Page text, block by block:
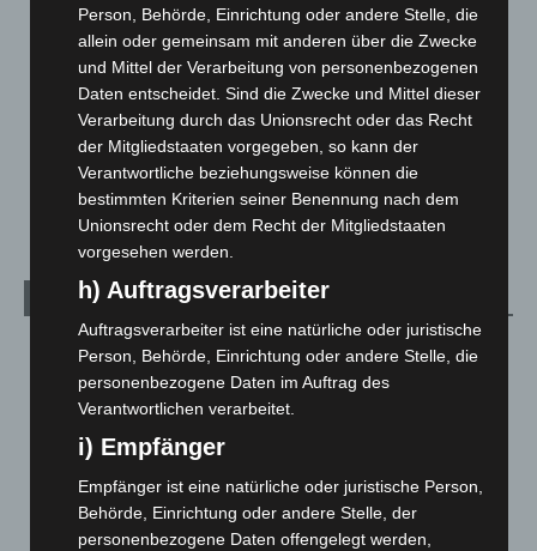
Langenhagen und Ortsteile
3.252
Menschen
Über uns
Veranstaltungen
Archiv
August 2026 (14)
Juli 2026(73)
Juni 2026(139)
Mai 2026(99)
April 2026(99)
(115)
Person, Behörde, Einrichtung oder andere Stelle, die
allein oder gemeinsam mit anderen über die Zwecke
und Mittel der Verarbeitung von personenbezogenen
Daten entscheidet. Sind die Zwecke und Mittel dieser
Verarbeitung durch das Unionsrecht oder das Recht
der Mitgliedstaaten vorgegeben, so kann der
Verantwortliche beziehungsweise können die
bestimmten Kriterien seiner Benennung nach dem
Unionsrecht oder dem Recht der Mitgliedstaaten
vorgesehen werden.
h) Auftragsverarbeiter
Auftragsverarbeiter ist eine natürliche oder juristische
Person, Behörde, Einrichtung oder andere Stelle, die
personenbezogene Daten im Auftrag des
Verantwortlichen verarbeitet.
i) Empfänger
Empfänger ist eine natürliche oder juristische Person,
Behörde, Einrichtung oder andere Stelle, der
personenbezogene Daten offengelegt werden,